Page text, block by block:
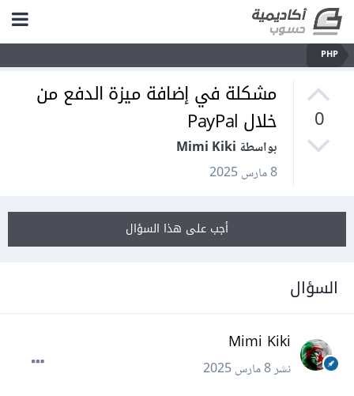
PHP
0
مشكلة في إضافة ميزة الدفع من
خلال PayPal
بواسطة Mimi Kiki
8 مارس 2025
أجب على هذا السؤال
السؤال
Mimi Kiki
نشر8 مارس 2025